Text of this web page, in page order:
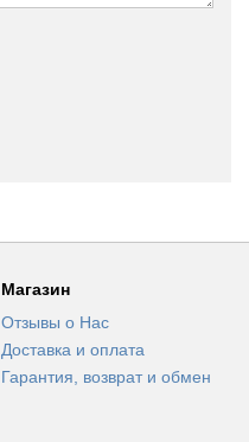
Магазин
Отзывы о Нас
Доставка и оплата
Гарантия, возврат и обмен